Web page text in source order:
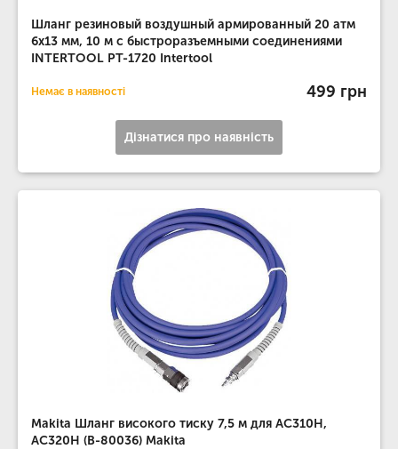
Шланг резиновый воздушный армированный 20 атм
6x13 мм, 10 м с быстроразъемными соединениями
INTERTOOL PT-1720 Intertool
Немає в наявності 499 грн
Дізнатися про наявність
Makita Шланг високого тиску 7,5 м для AC310H,
AC320H (B-80036) Makita